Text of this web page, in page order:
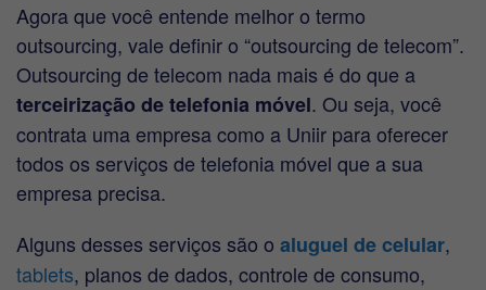
Agora que você entende melhor o termo
outsourcing, vale definir o “outsourcing de telecom”.
Outsourcing de telecom nada mais é do que a
terceirização de telefonia móvel. Ou seja, você
contrata uma empresa como a Uniir para oferecer
todos os serviços de telefonia móvel que a sua
empresa precisa.
Alguns desses serviços são o aluguel de celular,
tablets, planos de dados, controle de consumo,